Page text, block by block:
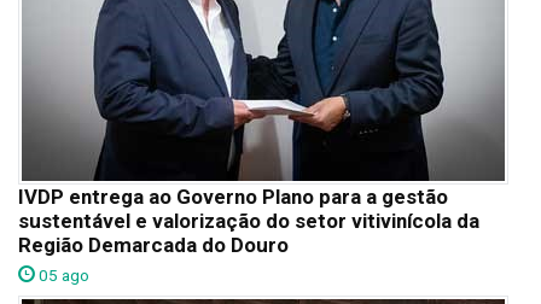
IVDP entrega ao Governo Plano para a gestão
sustentável e valorização do setor vitivinícola da
Região Demarcada do Douro
05 ago